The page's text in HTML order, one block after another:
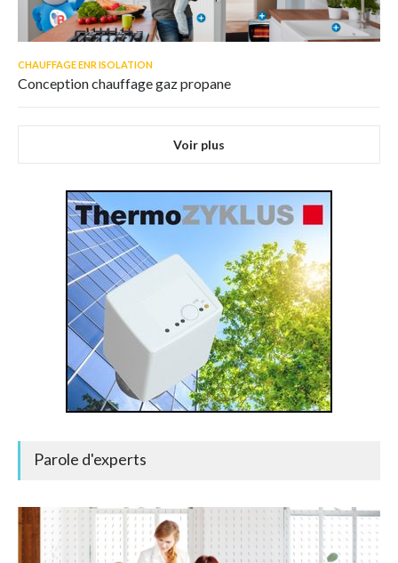
CHAUFFAGE ENR ISOLATION
Conception chauffage gaz propane
Voir plus
Parole d'experts